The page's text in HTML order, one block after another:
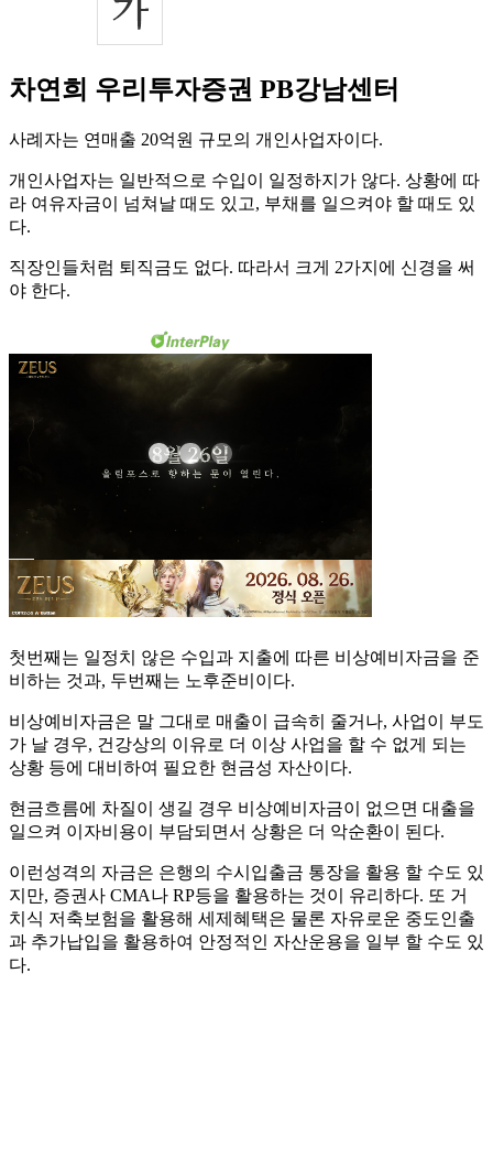
차연희 우리투자증권 PB강남센터
사례자는 연매출 20억원 규모의 개인사업자이다.
개인사업자는 일반적으로 수입이 일정하지가 않다. 상황에 따
라 여유자금이 넘쳐날 때도 있고, 부채를 일으켜야 할 때도 있
다.
직장인들처럼 퇴직금도 없다. 따라서 크게 2가지에 신경을 써
야 한다.
첫번째는 일정치 않은 수입과 지출에 따른 비상예비자금을 준
비하는 것과, 두번째는 노후준비이다.
비상예비자금은 말 그대로 매출이 급속히 줄거나, 사업이 부도
가 날 경우, 건강상의 이유로 더 이상 사업을 할 수 없게 되는
상황 등에 대비하여 필요한 현금성 자산이다.
현금흐름에 차질이 생길 경우 비상예비자금이 없으면 대출을
일으켜 이자비용이 부담되면서 상황은 더 악순환이 된다.
이런성격의 자금은 은행의 수시입출금 통장을 활용 할 수도 있
지만, 증권사 CMA나 RP등을 활용하는 것이 유리하다. 또 거
치식 저축보험을 활용해 세제혜택은 물론 자유로운 중도인출
과 추가납입을 활용하여 안정적인 자산운용을 일부 할 수도 있
다.